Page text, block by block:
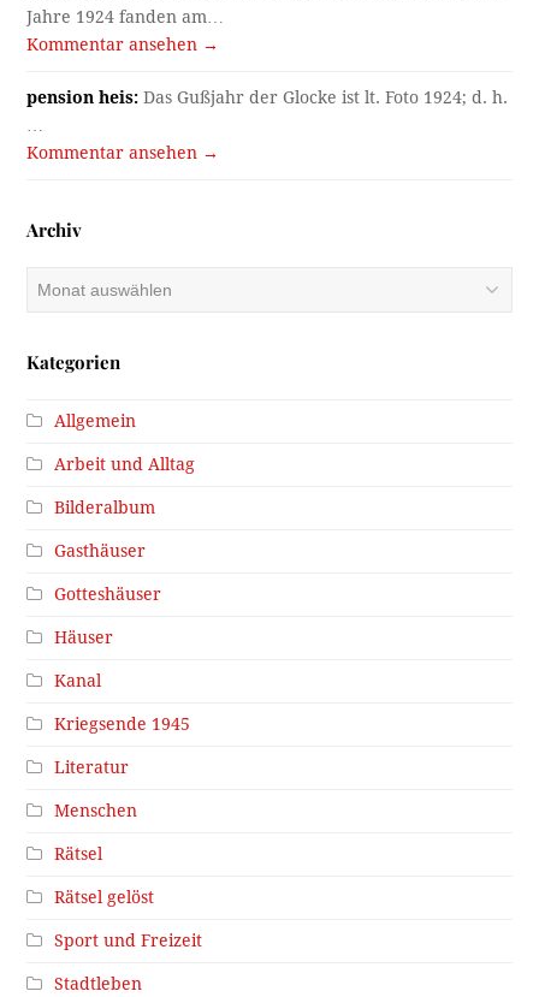
Jahre 1924 fanden am…
Kommentar ansehen →
pension heis: Das Gußjahr der Glocke ist lt. Foto 1924; d. h.
Kommentar ansehen →
Archiv
Kategorien
Allgemein
Arbeit und Alltag
Bilderalbum
Gasthäuser
Gotteshäuser
Häuser
Kanal
Kriegsende 1945
Literatur
Menschen
Rätsel
Rätsel gelöst
Sport und Freizeit
Stadtleben